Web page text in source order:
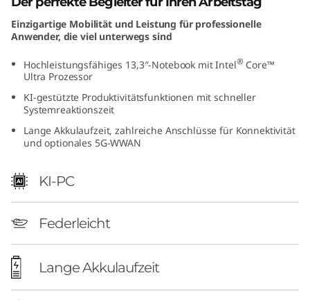
e
Einzigartige Mobilität und Leistung für professionelle
Anwender, die viel unterwegs sind
Hochleistungsfähiges 13,3″-Notebook mit Intel® Core™
Ultra Prozessor
KI-gestützte Produktivitätsfunktionen mit schneller
Systemreaktionszeit
Lange Akkulaufzeit, zahlreiche Anschlüsse für Konnektivität
und optionales 5G-WWAN
KI-PC
Federleicht
Lange Akkulaufzeit